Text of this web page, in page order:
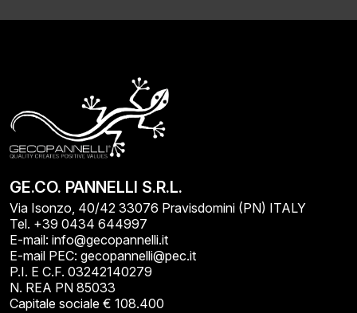
GE.CO. PANNELLI S.R.L.
Via Isonzo, 40/42 33076 Pravisdomini (PN) ITALY
Tel. +39 0434 644997
E-mail: info@gecopannelli.it
E-mail PEC: gecopannelli@pec.it
P.I. E C.F. 03242140279
N. REA PN 85033
Capitale sociale € 108.400